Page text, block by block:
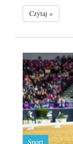
Czytaj »
Sport